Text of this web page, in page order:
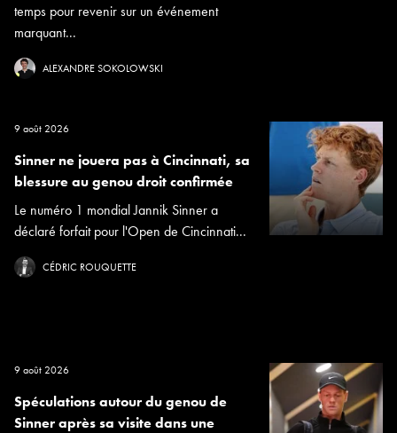
temps pour revenir sur un événement
marquant...
ALEXANDRE SOKOLOWSKI
9 août 2026
Sinner ne jouera pas à Cincinnati, sa
blessure au genou droit confirmée
Le numéro 1 mondial Jannik Sinner a
déclaré forfait pour l'Open de Cincinnati...
CÉDRIC ROUQUETTE
9 août 2026
Spéculations autour du genou de
Sinner après sa visite dans une